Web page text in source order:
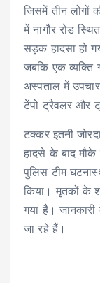
जिसमें तीन लोगों
में नागौर रोड
सड़क हादसा हो
जबकि एक व्यक्ति
अस्पताल में उपचार
टेंपो ट्रैवलर और
टक्कर इतनी
हादसे के बाद
पुलिस टीम
किया। मृतकों के
गया है।
जा रहे हैं।